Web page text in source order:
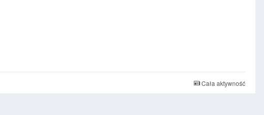
Cała aktywność